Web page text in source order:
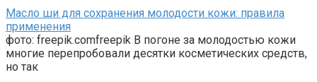
Масло ши для сохранения молодости кожи: правила
применения
фото: freepik.comfreepik В погоне за молодостью кожи
многие перепробовали десятки косметических средств,
но так